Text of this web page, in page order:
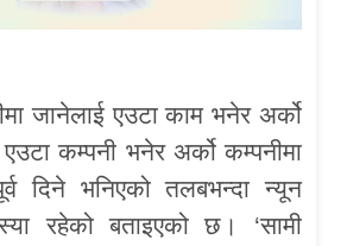
जानेलाई एउटा काम भनेर अर्को
कम्पनी भनेर अर्को कम्पनीमा
दिने भनिएको तलबभन्दा न्यून
रहेको बताइएको छ। ‘सामी